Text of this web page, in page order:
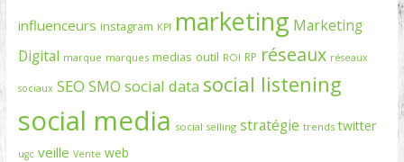
influenceurs instagram KPI marketing Marketing
Digital marque marques medias outil ROI RP réseaux réseaux
sociaux SEO SMO social data social listening
social media social selling stratégie trends twitter
ugc veille Vente web